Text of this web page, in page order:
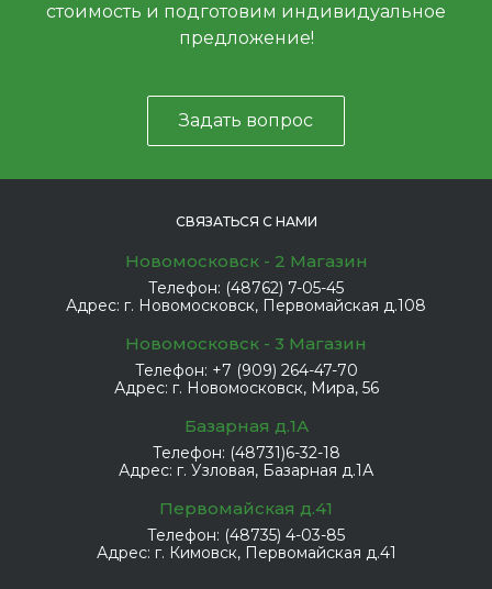
стоимость и подготовим индивидуальное
предложение!
Задать вопрос
СВЯЗАТЬСЯ С НАМИ
Новомосковск - 2 Магазин
Телефон: (48762) 7-05-45
Адрес: г. Новомосковск, Первомайская д.108
Новомосковск - 3 Магазин
Телефон: +7 (909) 264-47-70
Адрес: г. Новомосковск, Мира, 56
Базарная д.1А
Телефон: (48731)6-32-18
Адрес: г. Узловая, Базарная д.1А
Первомайская д.41
Телефон: (48735) 4-03-85
Адрес: г. Кимовск, Первомайская д.41